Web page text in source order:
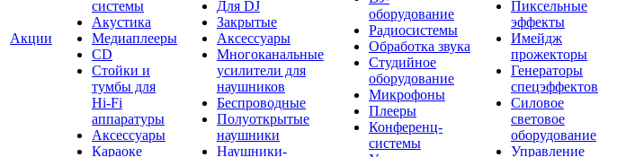
Акции
системы
Акустика
Медиаплееры
CD
Стойки и
тумбы для
Hi-Fi
аппаратуры
Аксессуары
Караоке
Для DJ
Закрытые
Аксессуары
Многоканальные
усилители для
наушников
Беспроводные
Полуоткрытые
наушники
Наушники-
оборудование
Радиосистемы
Обработка звука
Студийное
оборудование
Микрофоны
Плееры
Конференц-
системы
Пиксельные
эффекты
Имейдж
прожекторы
Генераторы
спецэффектов
Силовое
световое
оборудование
Управление